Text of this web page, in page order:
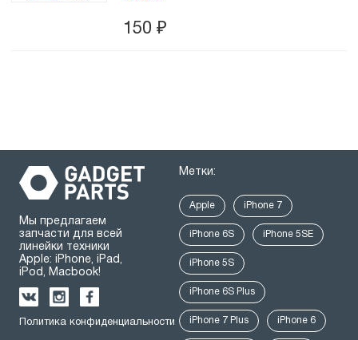
150 ₽
Мы предлагаем
запчасти для всей
линейки техники
Apple: iPhone, iPad,
iPod, Macbook!
Политика конфиденциальности
Метки:
Apple iPhone 7
iPhone 6S iPhone 5SE
iPhone 5S
iPhone 6S Plus
iPhone 7 Plus iPhone 6